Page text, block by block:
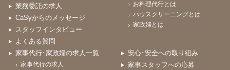
業務委託の求人
CaSyからのメッセージ
スタッフインタビュー
よくある質問
お料理代行とは
ハウスクリーニングとは
家政婦とは
家事代行･家政婦の求人一覧
家事代行の求人
安心･安全への取り組み
家事スタッフへの応募